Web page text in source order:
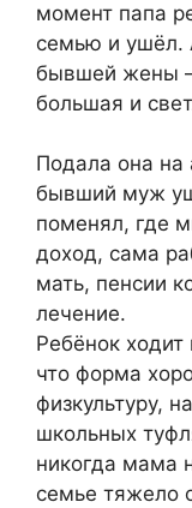
момент папа
семью и ушёл.
бывшей жены
большая и
Подала она на
бывший муж
поменял, где
доход, сама
мать, пенсии
лечение.
Ребёнок ходит
что форма
физкультуру,
школьных
никогда мама
семье тяжело